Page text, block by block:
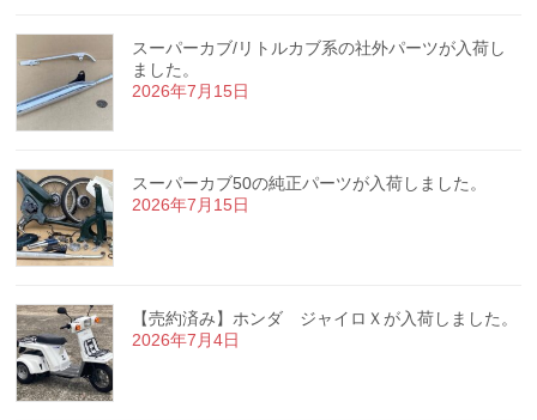
スーパーカブ/リトルカブ系の社外パーツが入荷し
ました。
2026年7月15日
スーパーカブ50の純正パーツが入荷しました。
2026年7月15日
【売約済み】ホンダ ジャイロＸが入荷しました。
2026年7月4日